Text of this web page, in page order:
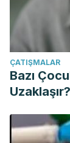
ÇATIŞMALAR
Bazı
Uzaklaşır?